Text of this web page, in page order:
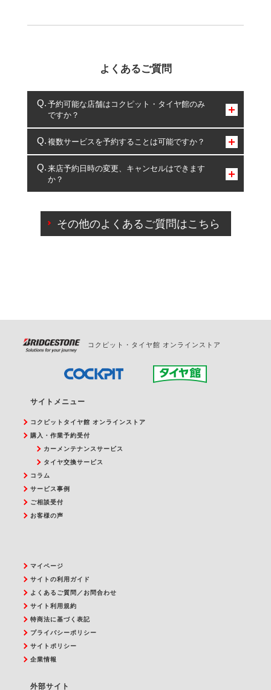
よくあるご質問
予約可能な店舗はコクピット・タイヤ館のみ
ですか？
コクピット・タイヤ館のみとなります。
複数サービスを予約することは可能ですか？
複数サービスのご予約は可能です。
一部の商品・サービスの組み合わせに限り、同時にご予約が
出来ないものもございます。
来店予約日時の変更、キャンセルはできます
か？
ご来店予約日の3営業日前を過ぎている場合のご予約
の日時変更につきましては、直接ご予約の店舗まで
その他のよくあるご質問はこちら
コクピット・タイヤ館 オンラインストア
サイトメニュー
コクピットタイヤ館 オンラインストア
購入・作業予約受付
カーメンテナンスサービス
タイヤ交換サービス
コラム
サービス事例
ご相談受付
お客様の声
マイページ
サイトの利用ガイド
よくあるご質問／お問合わせ
サイト利用規約
特商法に基づく表記
プライバシーポリシー
サイトポリシー
企業情報
外部サイト